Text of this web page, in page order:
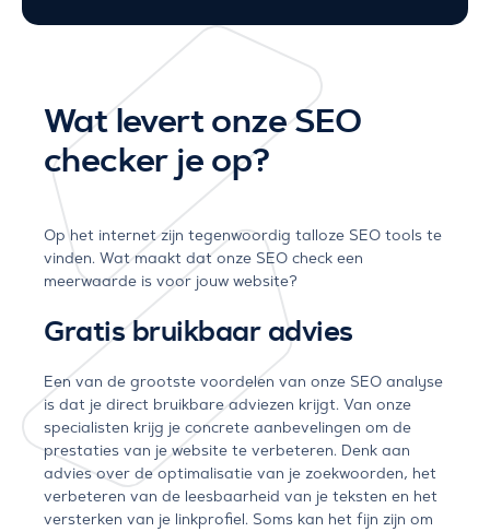
Wat levert onze SEO
checker je op?
Op het internet zijn tegenwoordig talloze SEO tools te
vinden. Wat maakt dat onze SEO check een
meerwaarde is voor jouw website?
Gratis bruikbaar advies
Een van de grootste voordelen van onze SEO analyse
is dat je direct bruikbare adviezen krijgt. Van onze
specialisten krijg je concrete aanbevelingen om de
prestaties van je website te verbeteren. Denk aan
advies over de optimalisatie van je zoekwoorden, het
verbeteren van de leesbaarheid van je teksten en het
versterken van je linkprofiel. Soms kan het fijn zijn om